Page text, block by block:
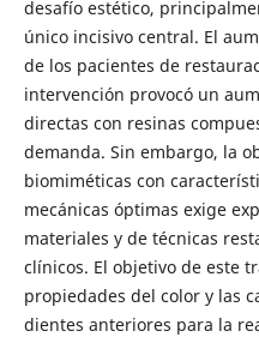
desafío estético,
único incisivo central. El
de los pacientes de
intervención provocó un
directas con resinas
demanda. Sin embargo, la
biomiméticas con
mecánicas óptimas exige
materiales y de técnicas
clínicos. El objetivo de este
propiedades del color y las
dientes anteriores para la